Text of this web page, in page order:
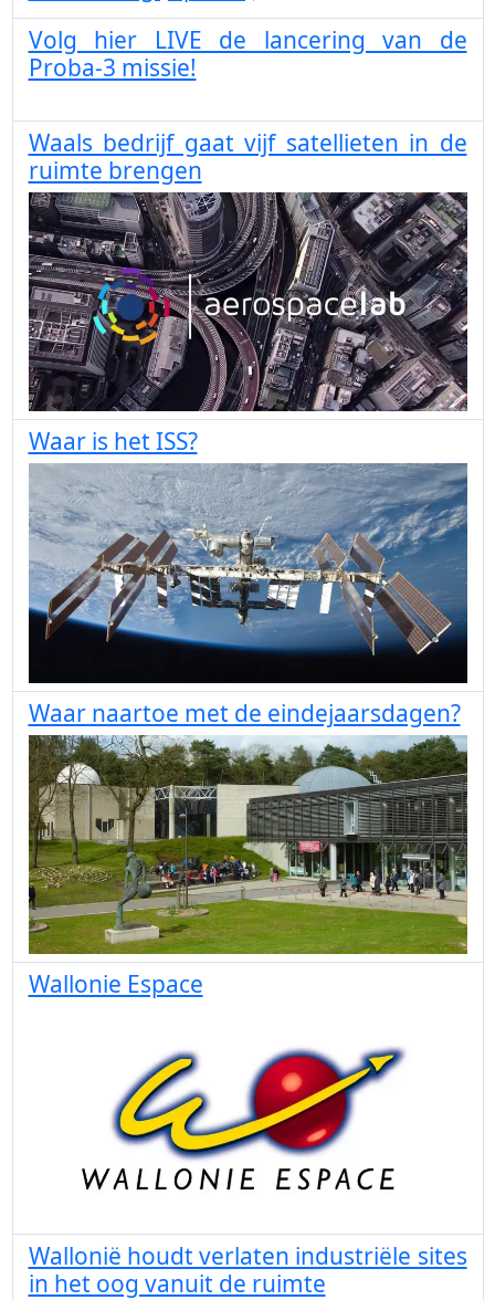
Volg hier LIVE de lancering van de
Proba-3 missie!
Waals bedrijf gaat vijf satellieten in de
ruimte brengen
Waar is het ISS?
Waar naartoe met de eindejaarsdagen?
Wallonie Espace
Wallonië houdt verlaten industriële sites
in het oog vanuit de ruimte